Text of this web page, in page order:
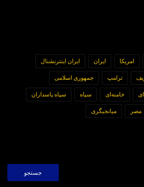
امریکا ایران ایران اینترنشنال
ترامپ جمهوری اسلامی
خامنه‌ای سپاه سپاه پاسداران
مصر میانجیگری